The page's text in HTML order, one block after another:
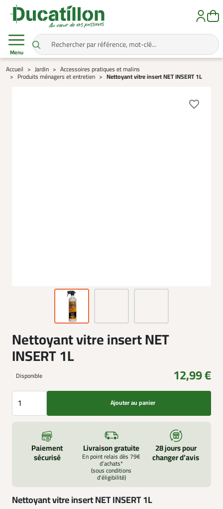
Menu
Accueil Jardin
Accessoires pratiques et malins
Produits ménagers et entretien
Nettoyant vitre insert NET INSERT 1L
favorite_border
Nettoyant vitre insert NET
INSERT 1L
Disponible 12,99 €
Ajouter au panier
Paiement
sécurisé
Livraison gratuite
En point relais dès 79€
d’achats*
(sous conditions
d'éligibilité)
28 jours pour
changer d’avis
Nettoyant vitre insert NET INSERT 1L